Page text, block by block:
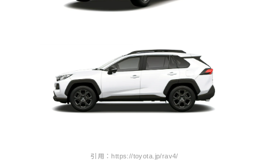
引用：https://toyota.jp/rav4/